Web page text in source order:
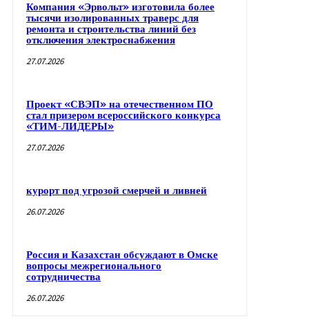
Компания «Эрвольт» изготовила более
тысячи изолированных траверс для
ремонта и строительства линий без
отключения электроснабжения
27.07.2026
Проект «СВЭП» на отечественном ПО
стал призером всероссийского конкурса
«ТИМ-ЛИДЕРЫ»
27.07.2026
курорт под угрозой смерчей и ливней
26.07.2026
Россия и Казахстан обсуждают в Омске
вопросы межрегионального
сотрудничества
26.07.2026